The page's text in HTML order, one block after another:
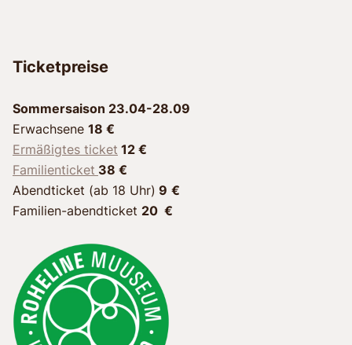
Ticketpreise
Sommersaison 23.04-28.09
Erwachsene 18 €
Ermäßigtes ticket 12 €
Familienticket 38 €
Abendticket (ab 18 Uhr) 9 €
Familien-abendticket 20 €